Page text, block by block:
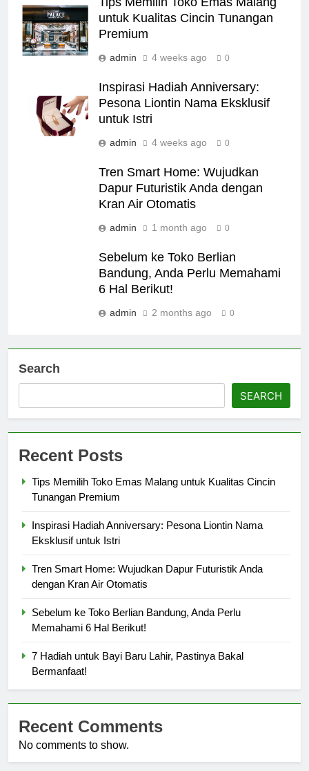
untuk Kualitas Cincin Tunangan
Premium
admin 4 weeks ago 0
Inspirasi Hadiah Anniversary:
Pesona Liontin Nama Eksklusif
untuk Istri
admin 4 weeks ago 0
Tren Smart Home: Wujudkan
Dapur Futuristik Anda dengan
Kran Air Otomatis
admin 1 month ago 0
Sebelum ke Toko Berlian
Bandung, Anda Perlu Memahami
6 Hal Berikut!
admin 2 months ago 0
Search
SEARCH
Recent Posts
Tips Memilih Toko Emas Malang untuk Kualitas Cincin
Tunangan Premium
Inspirasi Hadiah Anniversary: Pesona Liontin Nama
Eksklusif untuk Istri
Tren Smart Home: Wujudkan Dapur Futuristik Anda
dengan Kran Air Otomatis
Sebelum ke Toko Berlian Bandung, Anda Perlu
Memahami 6 Hal Berikut!
7 Hadiah untuk Bayi Baru Lahir, Pastinya Bakal
Bermanfaat!
Recent Comments
No comments to show.